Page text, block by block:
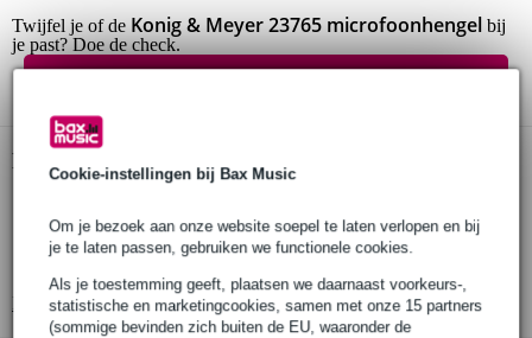
Cookie-instellingen bij Bax Music
Om je bezoek aan onze website soepel te laten verlopen en bij
je te laten passen, gebruiken we functionele cookies.
Als je toestemming geeft, plaatsen we daarnaast voorkeurs-,
statistische en marketingcookies, samen met onze 15 partners
(sommige bevinden zich buiten de EU, waaronder de
Twijfel je of de Konig & Meyer 23765 microfoonhengel bij
je past? Doe de check.
Productinformatie
microfoonhengel
Bekijk alle productspecificaties